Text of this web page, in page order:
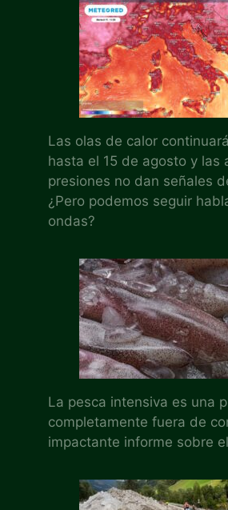
Las olas de calor
hasta el 15 de agosto y las
presiones no dan señales
¿Pero podemos seguir
ondas?
La pesca intensiva es una
completamente fuera de
impactante informe sobre